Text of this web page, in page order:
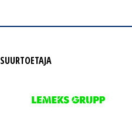
SUURTOETAJA